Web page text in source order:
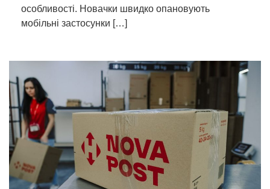
особливості. Новачки швидко опановують
мобільні застосунки […]